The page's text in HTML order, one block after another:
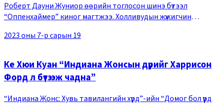
Роберт Дауни Жуниор өөрийн тоглосон шинэ бүтээл
“Оппенхаймер” киног магтжээ. Холливудын жүжигчин
Кристофер Нолан найруулагчийн “Оппенхаймер” киног м
2023 оны 7-р сарын 19
Ке Хюи Куан “Индиана Жонсын дүрийг Харрисон
Форд л бүтээж чадна”
“Индиана Жонс: Хувь тавилангийн хүрд”-ийн “Домог бол үүрд